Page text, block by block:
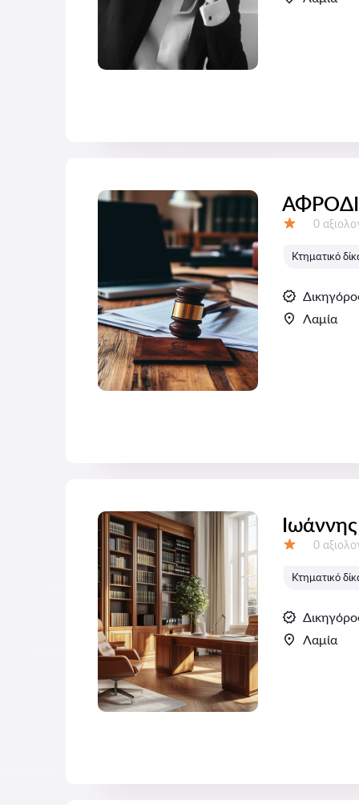
0
Κτηματικό
Λαμία
0
Κτηματικό
Λαμία